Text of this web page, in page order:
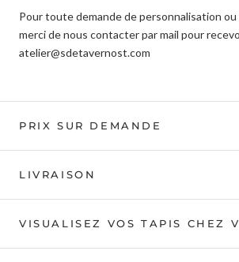
Pour toute demande de personnalisation ou
merci de nous contacter par mail pour
atelier@sdetavernost.com
PRIX SUR DEMANDE
LIVRAISON
VISUALISEZ VOS TAPIS CHEZ